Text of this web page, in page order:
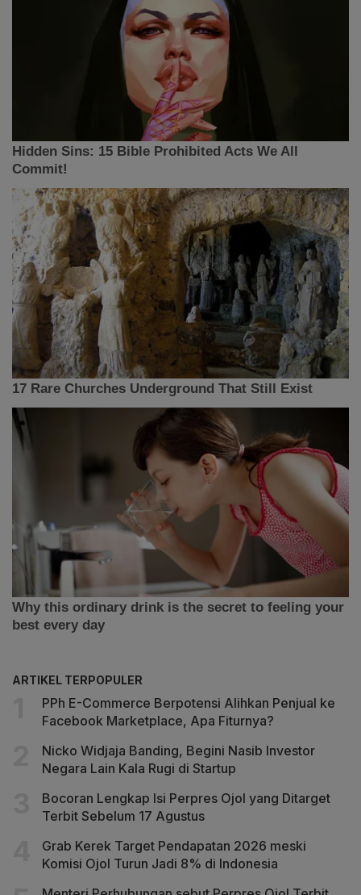
ARTIKEL TERPOPULER
PPh E-Commerce Berpotensi Alihkan Penjual ke
Facebook Marketplace, Apa Fiturnya?
Nicko Widjaja Banding, Begini Nasib Investor
Negara Lain Kala Rugi di Startup
Bocoran Lengkap Isi Perpres Ojol yang Ditarget
Terbit Sebelum 17 Agustus
Grab Kerek Target Pendapatan 2026 meski
Komisi Ojol Turun Jadi 8% di Indonesia